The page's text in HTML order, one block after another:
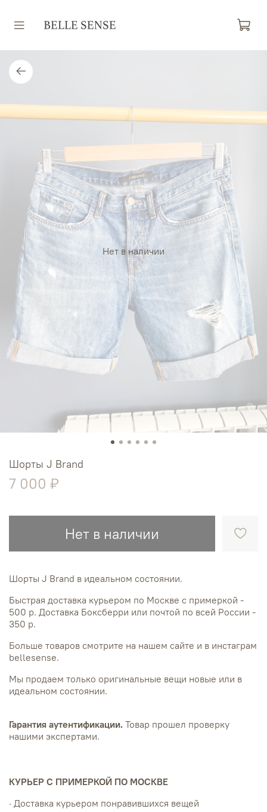
Нет в наличии
Шорты J Brand
7 000 ₽
Нет в наличии
Шорты J Brand в идеальном состоянии.
Быстрая доставка курьером по Москве с примеркой -
500 р. Доставка Боксберри или почтой по всей России -
350 р.
Больше товаров смотрите на нашем сайте и в инстаграм
bellesense.
Мы продаем только оригинальные вещи новые или в
идеальном состоянии.
Гарантия аутентификации. Товар прошел проверку
нашими экспертами.
КУРЬЕР С ПРИМЕРКОЙ ПО МОСКВЕ
· Доставка курьером понравившихся вещей